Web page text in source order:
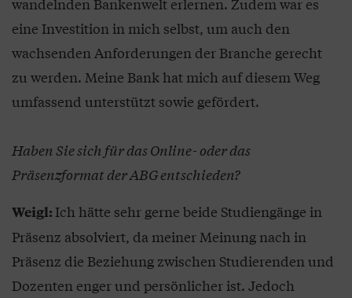
eine Investition in mich selbst, um auch den
wachsenden Anforderungen der Branche gerecht
zu werden. Meine Bank hat mich auf diesem Weg
umfassend unterstützt sowie gefördert.
Haben Sie sich für das Online- oder das
Präsenzformat der ABG entschieden?
Weigl:Ich hätte sehr gerne beide Studiengänge in
Präsenz absolviert, da meiner Meinung nach in
Präsenz die Beziehung zwischen Studierenden und
Dozenten enger und persönlicher ist. Jedoch